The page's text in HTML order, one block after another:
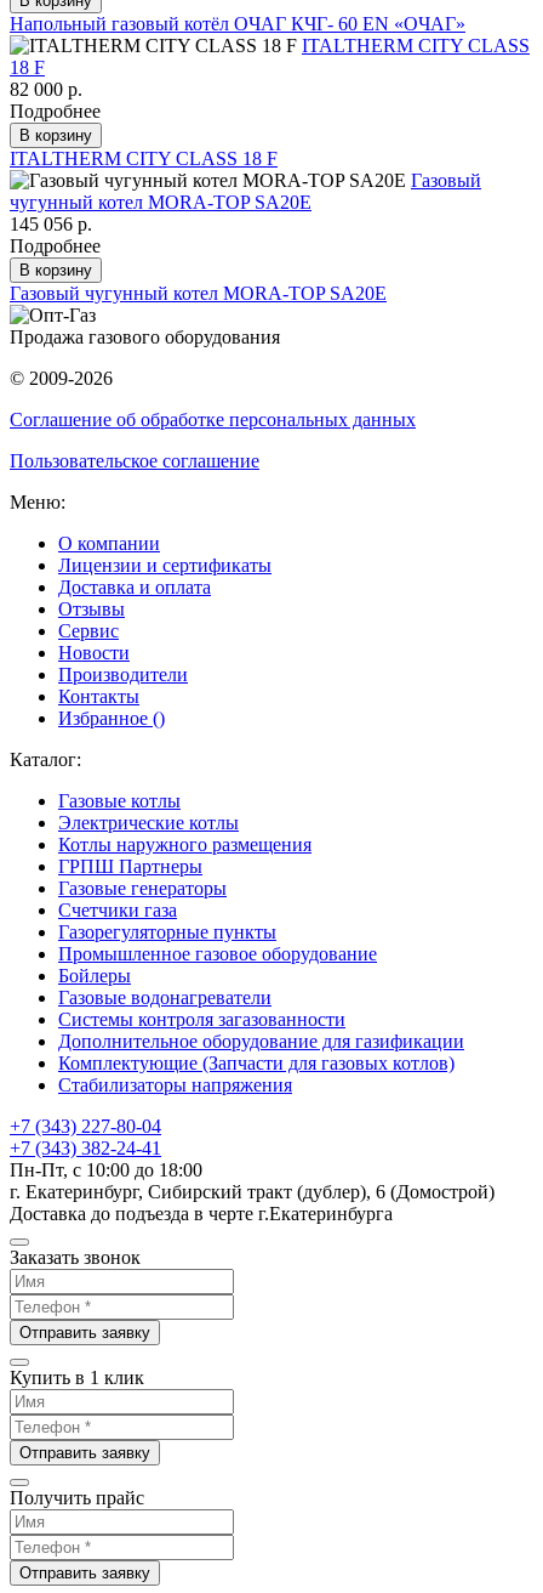
Напольный газовый котёл ОЧАГ КЧГ- 60 EN «ОЧАГ»
ITALTHERM CITY CLASS
18 F
82 000 р.
Подробнее
В корзину
ITALTHERM CITY CLASS 18 F
Газовый
чугунный котел MORA-TOP SA20E
145 056 р.
Подробнее
В корзину
Газовый чугунный котел MORA-TOP SA20E
Продажа газового оборудования
© 2009-2026
Соглашение об обработке персональных данных
Пользовательское соглашение
Меню:
О компании
Лицензии и сертификаты
Доставка и оплата
Отзывы
Сервис
Новости
Производители
Контакты
Избранное ()
Каталог:
Газовые котлы
Электрические котлы
Котлы наружного размещения
ГРПШ Партнеры
Газовые генераторы
Счетчики газа
Газорегуляторные пункты
Промышленное газовое оборудование
Бойлеры
Газовые водонагреватели
Системы контроля загазованности
Дополнительное оборудование для газификации
Комплектующие (Запчасти для газовых котлов)
Стабилизаторы напряжения
+7 (343) 227-80-04
+7 (343) 382-24-41
Пн-Пт, с 10:00 до 18:00
г. Екатеринбург, Сибирский тракт (дублер), 6 (Домострой)
Доставка до подъезда в черте г.Екатеринбурга
Заказать звонок
Отправить заявку
Купить в 1 клик
Отправить заявку
Получить прайс
Отправить заявку